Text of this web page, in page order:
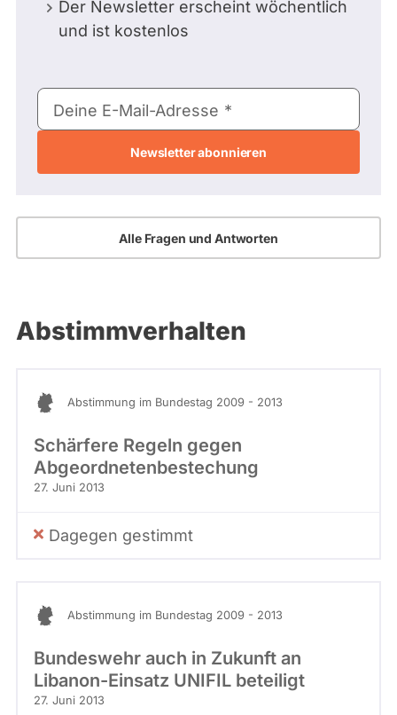
Der Newsletter erscheint wöchentlich
und ist kostenlos
E-
Mail-
Deine E-Mail-Adresse
Alle Fragen und Antworten
Abstimmverhalten
Abstimmung im Bundestag 2009 - 2013
Schärfere Regeln gegen
Abgeordnetenbestechung
27. Juni 2013
Dagegen gestimmt
Abstimmung im Bundestag 2009 - 2013
Bundeswehr auch in Zukunft an
Libanon-Einsatz UNIFIL beteiligt
27. Juni 2013